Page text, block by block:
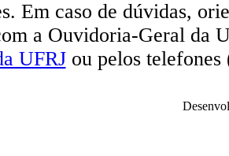
Em caso de dúvidas,
a Ouvidoria-Geral da
UFRJou pelos telefones